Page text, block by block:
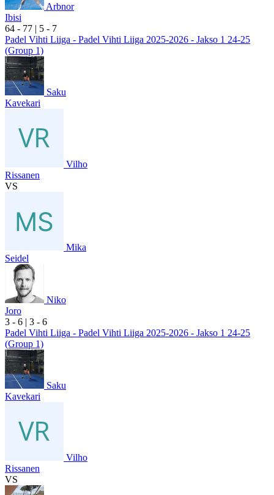
Arbnor
Ibisi
64 - 77 | 5 - 7
Padel Vihti Liiga - Padel Vihti Liiga 2025-2026 - Jakso 1 24-25
(Group 1)
Saku
Kavekari
Vilho
Rissanen
VS
Mika
Seidel
Niko
Joro
3 - 6 | 3 - 6
Padel Vihti Liiga - Padel Vihti Liiga 2025-2026 - Jakso 1 24-25
(Group 1)
Saku
Kavekari
Vilho
Rissanen
VS